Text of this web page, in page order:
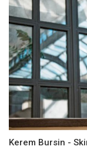
Kerem Bursin -